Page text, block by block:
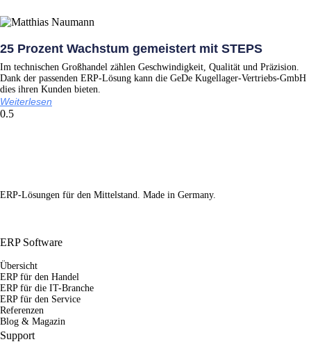
25 Prozent Wachstum gemeistert mit STEPS
Im technischen Großhandel zählen Geschwindigkeit, Qualität und Präzision.
Dank der passenden ERP-Lösung kann die GeDe Kugellager-Vertriebs-GmbH
dies ihren Kunden bieten.
Weiterlesen
ERP-Lösungen für den Mittelstand. Made in Germany.
ERP Software
Übersicht
ERP für den Handel
ERP für die IT-Branche
ERP für den Service
Referenzen
Blog & Magazin
Support